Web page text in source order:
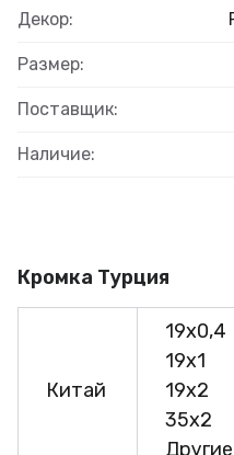
Декор:
Размер:
Поставщик:
Наличие:
Кромка Турция
Китай
19х0,4
19х1
19х2
35х2